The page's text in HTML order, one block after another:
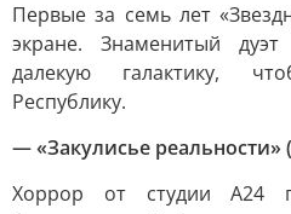
Первые за семь лет
экране. Знаменитый
далекую галактику,
Республику.
— «Закулисье реальности»
Хоррор от студии A24